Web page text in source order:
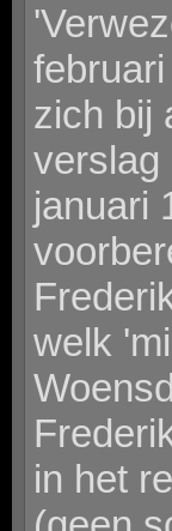
zich bij
verslag
januari
welk
in het